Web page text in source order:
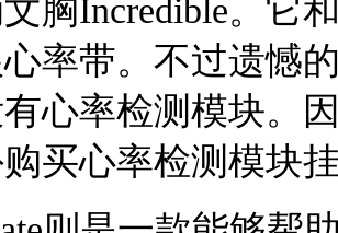
胸Incredible。它
率带。不过遗憾
心率检测模块。
买心率检测模块